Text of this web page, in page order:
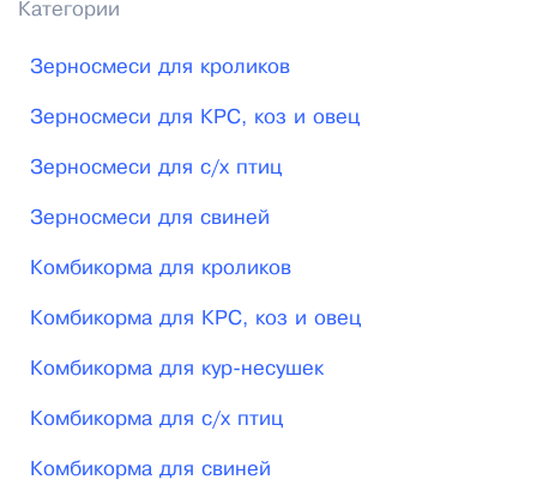
Категории
Зерносмеси для кроликов
Зерносмеси для КРС, коз и овец
Зерносмеси для с/х птиц
Зерносмеси для свиней
Комбикорма для кроликов
Комбикорма для КРС, коз и овец
Комбикорма для кур-несушек
Комбикорма для с/х птиц
Комбикорма для свиней